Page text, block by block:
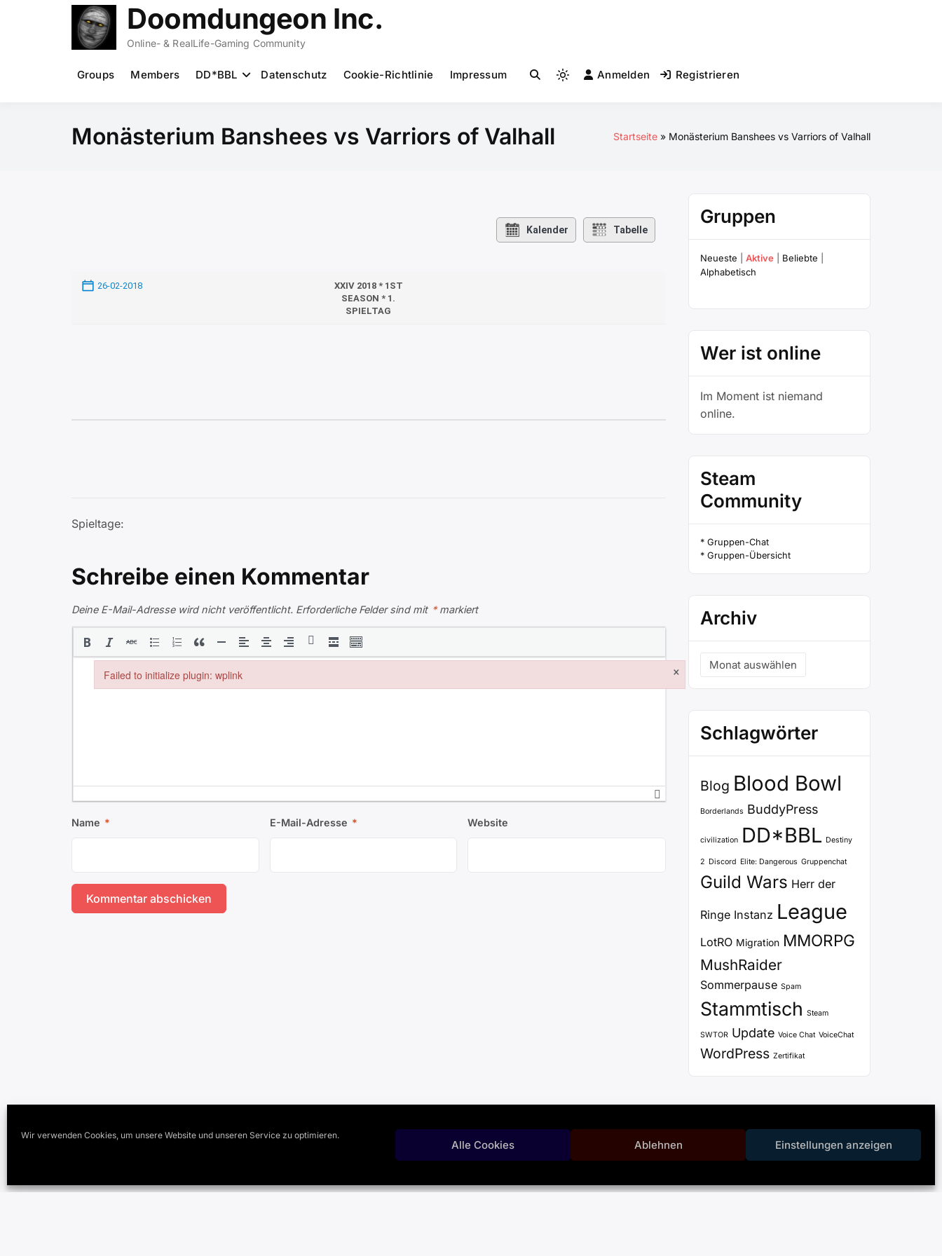
Wir verwenden Cookies, um unsere Website und unseren Service zu optimieren.
Alle Cookies Ablehnen Einstellungen anzeigen
Doomdungeon Inc.
Online- & RealLife-Gaming Community
Groups Members DD*BBL Datenschutz Cookie-Richtlinie Impressum
Light
Anmelden Registrieren
Monästerium Banshees vs Varriors of Valhall Startseite Monästerium Banshees vs Varriors of Valhall
Kalender Tabelle
26-02-2018
XXIV 2018 * 1ST
SEASON * 1.
SPIELTAG
Spieltage:
Schreibe einen Kommentar
Deine E-Mail-Adresse wird nicht veröffentlicht. Erforderliche Felder sind mit *markiert
Name * E-Mail-Adresse * Website
Gruppen
Neueste Aktive Beliebte
Alphabetisch
Wer ist online
Im Moment ist niemand
online.
Steam
Community
* Gruppen-Chat
* Gruppen-Übersicht
Archiv
Archiv
Schlagwörter
Blog Blood Bowl
Borderlands BuddyPress
civilization DD*BBL Destiny
2 Discord Elite: Dangerous Gruppenchat
Guild Wars Herr der
Ringe Instanz League
LotRO Migration MMORPG
MushRaider
Sommerpause Spam
Stammtisch Steam
SWTOR Update Voice Chat VoiceChat
WordPress Zertifikat
Failed to initialize plugin: wplink ×
Failed to initialize plugin: wplink